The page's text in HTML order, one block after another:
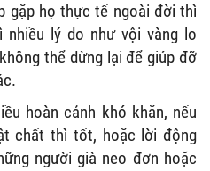
gặp họ thực tế ngoài đời thì
nhiều lý do như vội vàng lo
thể dừng lại để giúp đỡ
hoàn cảnh khó khăn, nếu
chất thì tốt, hoặc lời động
người già neo đơn hoặc